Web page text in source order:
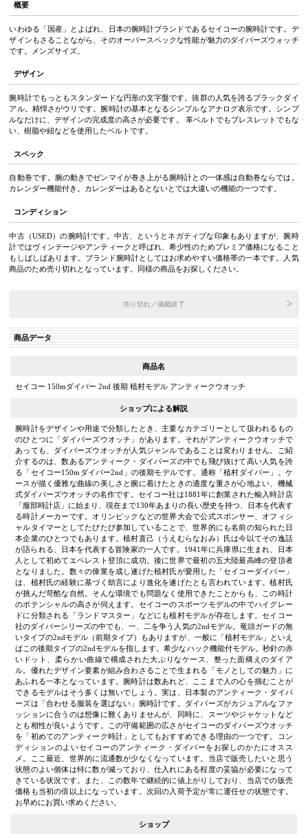
概要
いわゆる「国産」とよばれ、日本の腕時計ブランドであるセイコーの腕時計です。デ
ザインもさることながら、そのオーバースペックな性能が魅力のダイバーズウォッチ
です。メンズサイズ。
デザイン
腕時計でもっともスタンダードな円形の文字盤です。抜群の人気を誇るブラックダイ
アル。精悍さがウリです。腕時計の基本となるシンプルなアナログ表示です。シンプ
ルなだけに、デザインの完成度の高さが必要です。 革ベルトでもブレスレットでもな
い、樹脂や紐などを使用したベルトです。
スペック
自動巻です。腕の動きでゼンマイが巻き上がる腕時計との一体感は自動巻ならでは。
カレンダー機能付き。カレンダーはあるとないとでは大違いの機能の一つです。
コンディション
中古（USED）の腕時計です。中古、というとネガティブな印象もありますが、腕時
計ではヴィンテージやアンティークと呼ばれ、希少性のためプレミア価格になること
もしばしばあります。ブランド腕時計としてはお求めやすい価格帯の一本です。人気
商品のため売り切れとなっています。同様の商品をお探しください。
売り切れ／掲載終了
商品データ
商品名
セイコー 150mダイバー 2nd 後期 植村モデル アンティークウオッチ
ショップによる解説
腕時計をデザインや用途で分類したとき、主要なカテゴリーとして扱われるもの
のひとつに「ダイバーズウオッチ」があります。それがアンティークウオッチで
あっても、ダイバーズウオッチが人気ジャンルであることは変わりません。ご紹
介するのは、数あるアンティーク・ダイバーズの中でも飛び抜けて高い人気を誇
る「セイコー150mダイバー2nd」の後期モデルです。通称「植村ダイバー」。ケ
ースが描く優雅な曲線の美しさと腕に着けたときの適度な重さが心地よい、機械
式ダイバーズウオッチの名作です。セイコー社は1881年に創業された輸入時計店
「服部時計店」に始まり、現在まで130年あまりの長い歴史を持つ、日本を代表す
る時計メーカーです。オリンピックなどの世界大会で公式スポンサー、オフィシ
ャルタイマーとしてたびたび参加していることで、世界的にも名前の知られた日
本企業のひとつでもあります。植村直己（うえむらなおみ）氏は今以てその逸話
が語られる、日本を代表する冒険家の一人です。1941年に兵庫県に生まれ、日本
人として初めてエベレスト登頂に成功。後に世界で最初の五大陸最高峰の登頂者
となりました。数々の偉業を成し遂げた植村氏が愛用した「セイコーダイバー」
は、植村氏の経験に基づく助言により進化を遂げたとも言われています。植村氏
が挑んだ苛酷な自然。そんな環境でも問題なく使用できたことからも、この時計
のポテンシャルの高さが伺えます。セイコーのスポーツモデルの中でハイグレー
ドに分類される「ランドマスター」などにも植村モデルが存在します。セイコー
社のダイバーシリーズの中でも、一、二を争う人気の2ndモデル。竜頭ガードの無
いタイプの2ndモデル（前期タイプ）もありますが、一般に「植村モデル」といえ
ばこの後期タイプの2ndモデルを指します。希少なハック機能付モデル。秒針の赤
いドット、柔らかい曲線で構成された大ぶりなケース、整った面構えのダイア
ル。優れたデザイン要素が組み合わさることで生まれる「モノとしての魅力」に
あふれる一本となっています。腕時計は数あれど、ここまで人の心を掴むことが
できるモデルはそう多くは無いでしょう。実は、日本製のアンティーク・ダイバ
ーズは「合わせる服装を選ばない」腕時計です。ダイバーズがカジュアルなファ
ッションに合うのは想像に難くありませんが、同時に、スーツやジャケットなど
とも相性が良いようです。この守備範囲の広さがセイコーのダイバーズウオッチ
を「初めてのアンティーク時計」としてもおすすめできる理由の一つです。コン
ディションのよいセイコーのアンティーク・ダイバーをお探しのかたにオスス
メ。ここ最近、世界的に流通数が少なくなっています。当店で販売したいと思う
状態のよい個体は特に数が減っており、仕入れにある程度の妥協が必要になって
きている状況です。また、この数年で継続的に値上がりしており、当店での販売
価格も当初の倍以上になっています。次回の入荷予定が常に運任せの状態です。
お早めにお買い求めください。
ショップ